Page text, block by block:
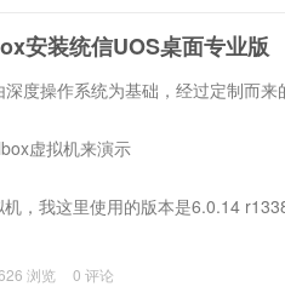
安装统信UOS桌面专业版
度操作系统为基础，经过定制而来
虚拟机来演示
，我这里使用的版本是6.0.14
浏览 0 评论